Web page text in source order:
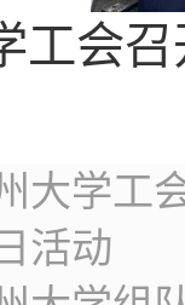
工会
大学工
活动